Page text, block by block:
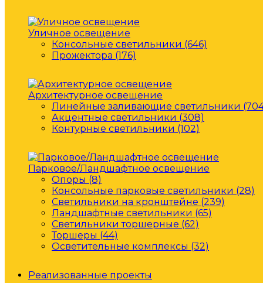
Уличное освещение
Консольные светильники (646)
Прожектора (176)
Архитектурное освещение
Линейные заливающие светильники
Акцентные светильники (308)
Контурные светильники (102)
Парковое/Ландшафтное освещение
Опоры (8)
Консольные парковые светильники (28)
Светильники на кронштейне (239)
Ландшафтные светильники (65)
Светильники торшерные (62)
Торшеры (44)
Осветительные комплексы (32)
Реализованные проекты